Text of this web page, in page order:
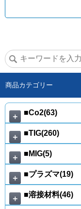
商品カテゴリー
＋ ■Co2(63)
＋ ■TIG(260)
＋ ■MIG(5)
＋ ■プラズマ(19)
＋ ■溶接材料(46)